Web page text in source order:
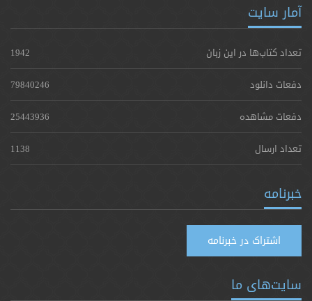
آمار سایت
تعداد کتاب‌ها در این زبان
1942
دفعات دانلود
79840246
دفعات مشاهده
25443936
تعداد ارسال
1138
خبرنامه
اشتراک در خبرنامه
سایت‌های ما